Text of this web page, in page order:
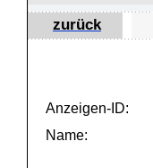
zurück
Anzeigen-ID:
Name: